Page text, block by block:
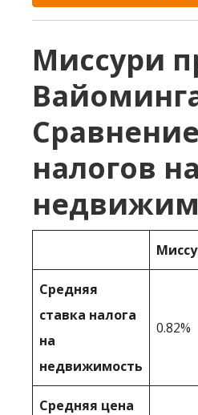
Миссури
Сравнение
налогов на
Средняя
ставка налога
на
недвижимость
0.82%
Средняя цена